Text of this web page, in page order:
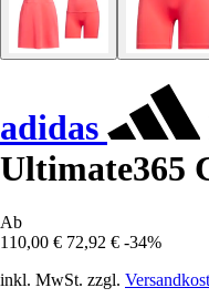
adidas
Ultimate365
Ab
110,00 € 72,92 € -34%
inkl. MwSt. zzgl.